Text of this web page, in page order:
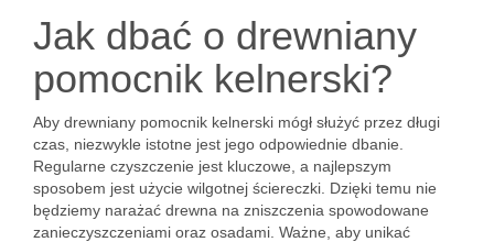
Jak dbać o drewniany
pomocnik kelnerski?
Aby drewniany pomocnik kelnerski mógł służyć przez długi
czas, niezwykle istotne jest jego odpowiednie dbanie.
Regularne czyszczenie jest kluczowe, a najlepszym
sposobem jest użycie wilgotnej ściereczki. Dzięki temu nie
będziemy narażać drewna na zniszczenia spowodowane
zanieczyszczeniami oraz osadami. Ważne, aby unikać